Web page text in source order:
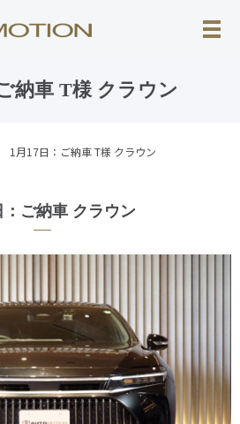
納車 T様 クラウン
1月17日：ご納車 T様 クラウン
：ご納車 クラウン